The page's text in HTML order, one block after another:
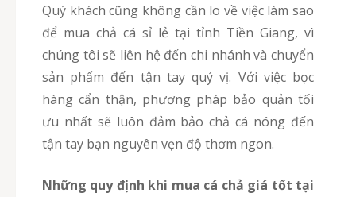
Quý khách cũng không cần lo về việc làm sao
để mua chả cá sỉ lẻ tại tỉnh Tiền Giang, vì
chúng tôi sẽ liên hệ đến chi nhánh và chuyển
sản phẩm đến tận tay quý vị. Với việc bọc
hàng cẩn thận, phương pháp bảo quản tối
ưu nhất sẽ luôn đảm bảo chả cá nóng đến
tận tay bạn nguyên vẹn độ thơm ngon.
Những quy định khi mua cá chả giá tốt tại